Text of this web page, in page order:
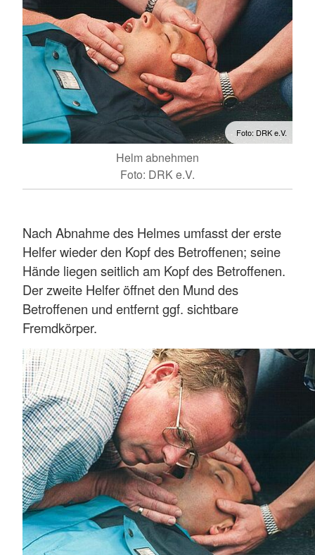
Foto: DRK e.V.
Helm abnehmen
Foto: DRK e.V.
Nach Abnahme des Helmes umfasst der erste
Helfer wieder den Kopf des Betroffenen; seine
Hände liegen seitlich am Kopf des Betroffenen.
Der zweite Helfer öffnet den Mund des
Betroffenen und entfernt ggf. sichtbare
Fremdkörper.